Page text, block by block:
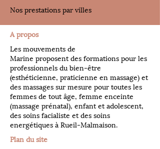
Nos prestations par villes
A propos
Les mouvements de
Marine proposent des formations pour les
professionnels du bien-être
(esthéticienne, praticienne en massage) et
des massages sur mesure pour toutes les
femmes de tout âge, femme enceinte
(massage prénatal), enfant et adolescent,
des soins facialiste et des soins
energétiques à Rueil-Malmaison.
Plan du site